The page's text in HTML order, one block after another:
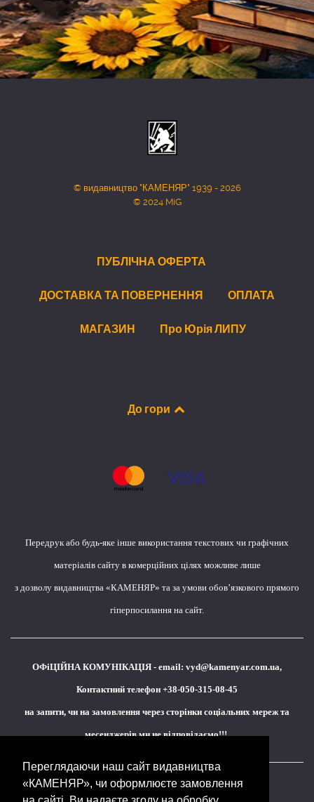
Переглядаючи наш сайт видавництва
«КАМЕНЯР», чи оформлюєте замовлення
© видавництво "КАМЕНЯР" 1939 - 2026
© 2024 MiG
ПУБЛІЧНА ОФЕРТА
ДОСТАВКА ТА ПОВЕРНЕННЯ ОПЛАТА
МАГАЗИН Про Юрія ЛИПУ
До гори
Передрук або будь-яке інше використання текстових чи графічних
матеріалів сайту в комерційних цілях можливе лише
з дозволу видавництва «КАМЕНЯР» та за умови обов’язкового прямого
гіперпосилання на сайт.
ОФіЦІЙНА КОМУНІКАЦІЯ - email: vyd@kamenyar.com.ua,
Контактний телефон +38-050-315-08-45
на запити, чи на замовлення через сторінки соціальних мереж та
месенджерів ми не відповідаємо!!!
Кожне наше видання - це внесок у спротив,